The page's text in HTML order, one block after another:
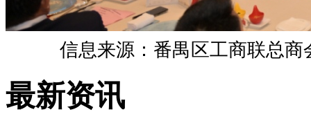
信息来源：番禺区工商联总商
最新资讯